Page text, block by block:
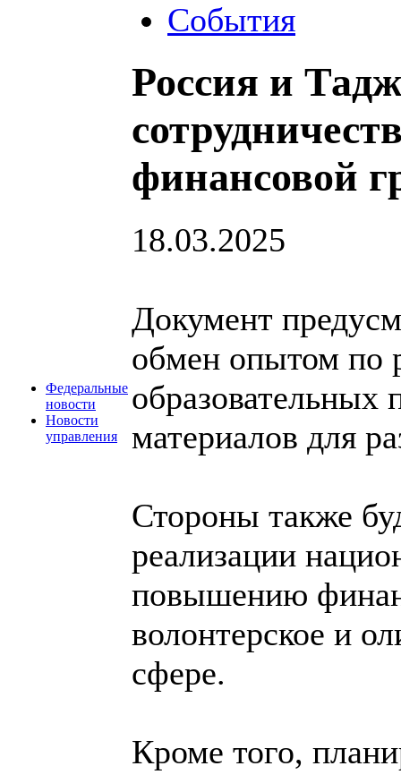
Федеральные
новости
Новости
управления
События
Россия и
финансовой
18.03.2025
Документ
обмен опытом по
образовательных
материалов для
Стороны также
реализации
повышению
волонтерское и
сфере.
Кроме того,